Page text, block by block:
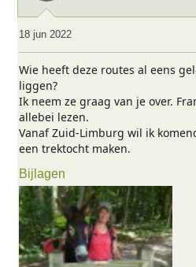
t
e
r
18 jun 2022
Wie heeft deze routes al eens
liggen?
Ik neem ze graag van je over.
allebei lezen.
Vanaf Zuid-Limburg wil ik
een trektocht maken.
Bijlagen